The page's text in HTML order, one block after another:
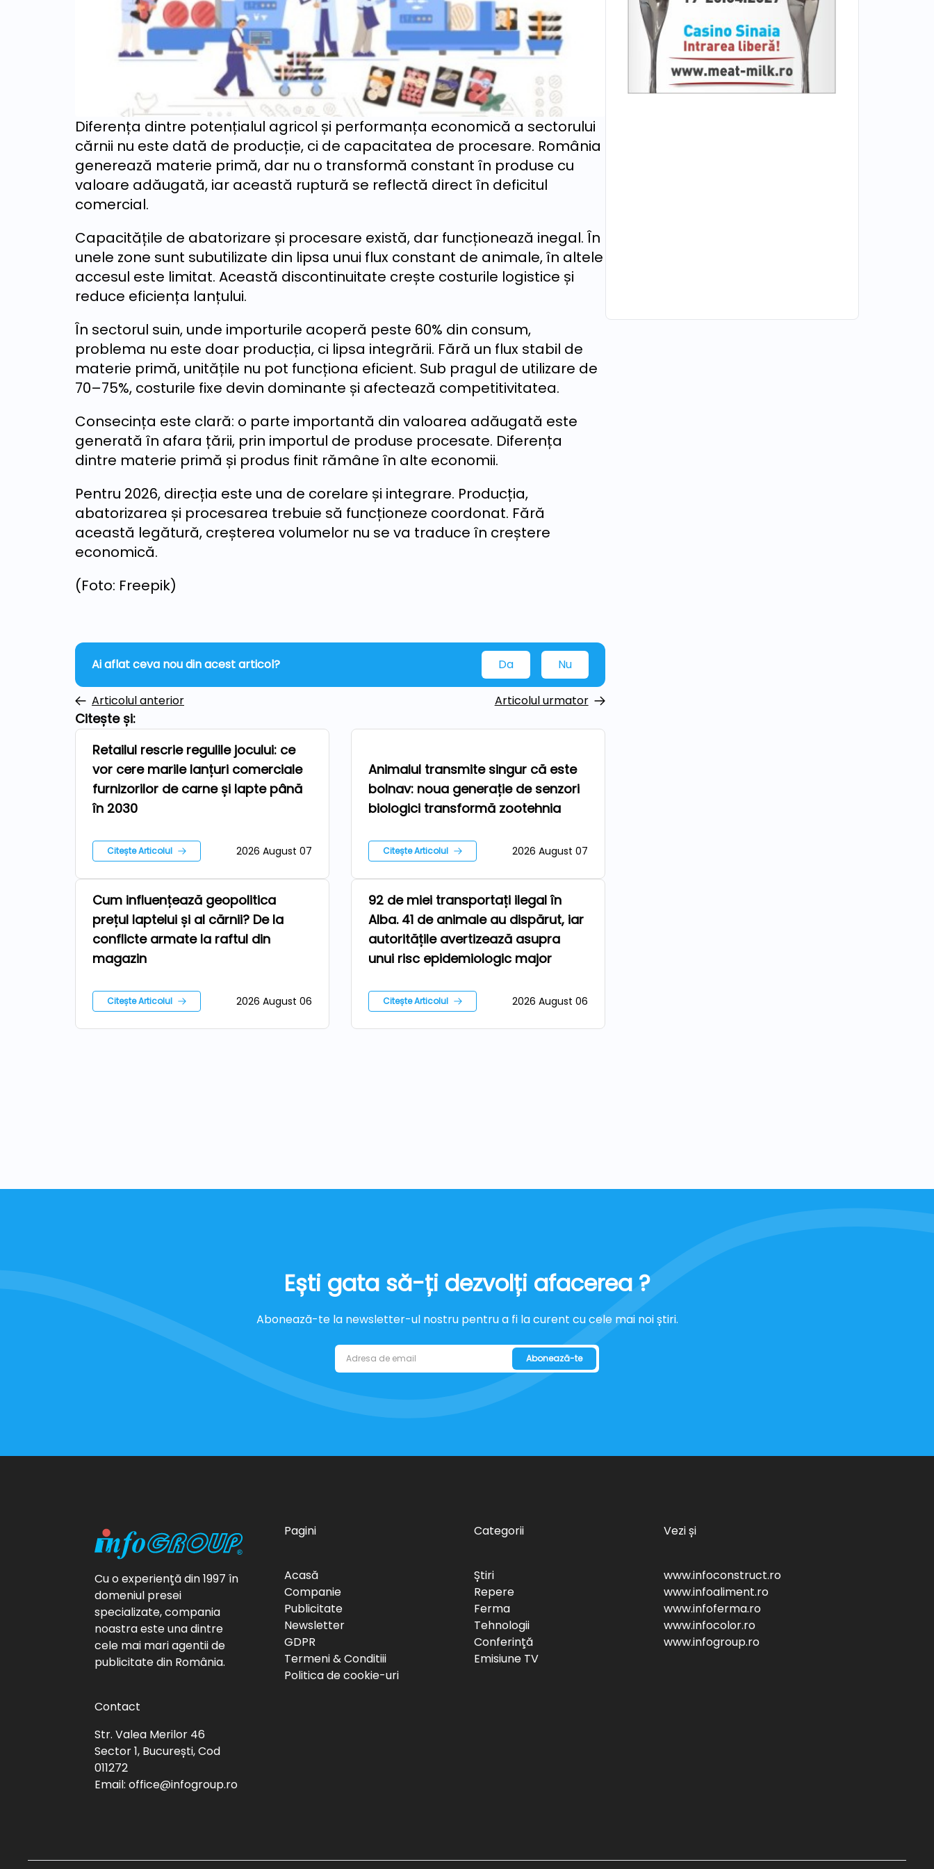
Diferența dintre potențialul agricol și performanța economică a sectorului
cărnii nu este dată de producție, ci de capacitatea de procesare. România
generează materie primă, dar nu o transformă constant în produse cu
valoare adăugată, iar această ruptură se reflectă direct în deficitul
comercial.
Capacitățile de abatorizare și procesare există, dar funcționează inegal. În
unele zone sunt subutilizate din lipsa unui flux constant de animale, în altele
accesul este limitat. Această discontinuitate crește costurile logistice și
reduce eficiența lanțului.
În sectorul suin, unde importurile acoperă peste 60% din consum,
problema nu este doar producția, ci lipsa integrării. Fără un flux stabil de
materie primă, unitățile nu pot funcționa eficient. Sub pragul de utilizare de
70–75%, costurile fixe devin dominante și afectează competitivitatea.
Consecința este clară: o parte importantă din valoarea adăugată este
generată în afara țării, prin importul de produse procesate. Diferența
dintre materie primă și produs finit rămâne în alte economii.
Pentru 2026, direcția este una de corelare și integrare. Producția,
abatorizarea și procesarea trebuie să funcționeze coordonat. Fără
această legătură, creșterea volumelor nu se va traduce în creștere
economică.
(Foto: Freepik)
Ai aflat ceva nou din acest articol? Da Nu
Articolul anterior Articolul urmator
Citește și:
Repere
Retailul rescrie regulile jocului: ce
vor cere marile lanțuri comerciale
furnizorilor de carne și lapte până
în 2030
Citește Articolul 2026 August 07
Animalul transmite singur că este
bolnav: noua generație de senzori
biologici transformă zootehnia
Citește Articolul 2026 August 07
Stiri
Cum influențează geopolitica
prețul laptelui și al cărnii? De la
conflicte armate la raftul din
magazin
Citește Articolul 2026 August 06
Ferma
92 de miei transportați ilegal în
Alba. 41 de animale au dispărut, iar
autoritățile avertizează asupra
unui risc epidemiologic major
Citește Articolul 2026 August 06
Ești gata să-ți dezvolți afacerea ?
Abonează-te la newsletter-ul nostru pentru a fi la curent cu cele mai noi știri.
Abonează-te
Cu o experienţă din 1997 în
domeniul presei
specializate, compania
noastra este una dintre
cele mai mari agentii de
publicitate din România.
Contact
Str. Valea Merilor 46
Sector 1, București, Cod
011272
Email: office@infogroup.ro
Pagini
Acasă
Companie
Publicitate
Newsletter
GDPR
Termeni & Conditiii
Politica de cookie-uri
Categorii
Știri
Repere
Ferma
Tehnologii
Conferinţă
Emisiune TV
Vezi și
www.infoconstruct.ro
www.infoaliment.ro
www.infoferma.ro
www.infocolor.ro
www.infogroup.ro